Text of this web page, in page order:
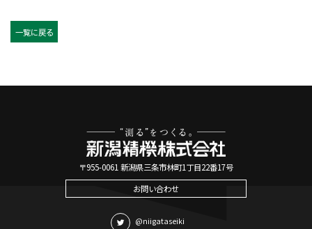
一覧に戻る
〒955-0061 新潟県三条市林町1丁目22番17号
お問い合わせ
@niigataseiki